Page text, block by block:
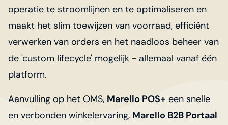
operatie te stroomlijnen en te optimaliseren en
maakt het slim toewijzen van voorraad, efficiënt
verwerken van orders en het naadloos beheer van
de 'custom lifecycle' mogelijk - allemaal vanaf één
platform.
Aanvulling op het OMS, Marello POS+ een snelle
en verbonden winkelervaring, Marello B2B Portaal